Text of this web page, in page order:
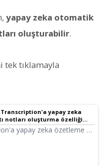
yapay zeka otomatik
oluşturabilir.
tek tıklamayla
Transcription'a yapay zeka
notları oluşturma özelliği
detaylıca açıklanıyor
yapay zeka özetleme ve